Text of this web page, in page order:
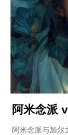
阿米念派
阿米念派与加尔